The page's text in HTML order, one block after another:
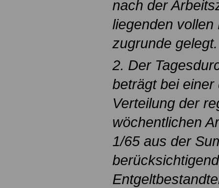
nach der
liegenden
zugrunde gelegt.
2. Der
beträgt bei
Verteilung der
wöchentlichen
1/65 aus der